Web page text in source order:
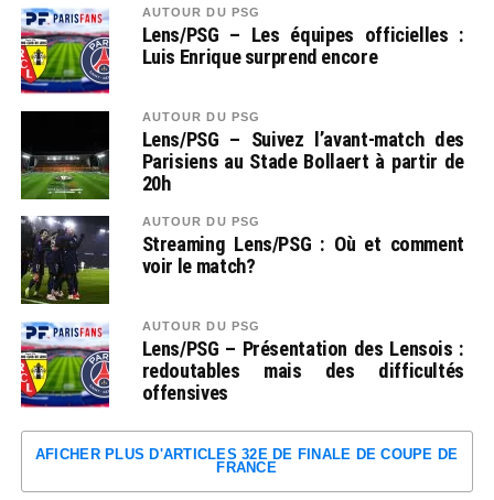
AUTOUR DU PSG
Lens/PSG – Les équipes officielles :
Luis Enrique surprend encore
AUTOUR DU PSG
Lens/PSG – Suivez l’avant-match des
Parisiens au Stade Bollaert à partir de
20h
AUTOUR DU PSG
Streaming Lens/PSG : Où et comment
voir le match?
AUTOUR DU PSG
Lens/PSG – Présentation des Lensois :
redoutables mais des difficultés
offensives
AFICHER PLUS D'ARTICLES 32E DE FINALE DE COUPE DE
FRANCE